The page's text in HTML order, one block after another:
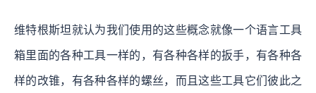
维特根斯坦就认为我们使用的这些概念就像一个语言工具
箱里面的各种工具一样的，有各种各样的扳手，有各种各
样的改锥，有各种各样的螺丝，而且这些工具它们彼此之